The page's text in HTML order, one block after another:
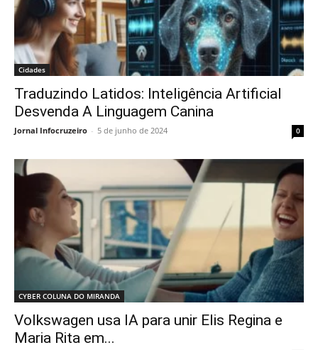
Cidades
Traduzindo Latidos: Inteligência Artificial
Desvenda A Linguagem Canina
Jornal Infocruzeiro - 5 de junho de 2024 0
CYBER COLUNA DO MIRANDA
Volkswagen usa IA para unir Elis Regina e
Maria Rita em...